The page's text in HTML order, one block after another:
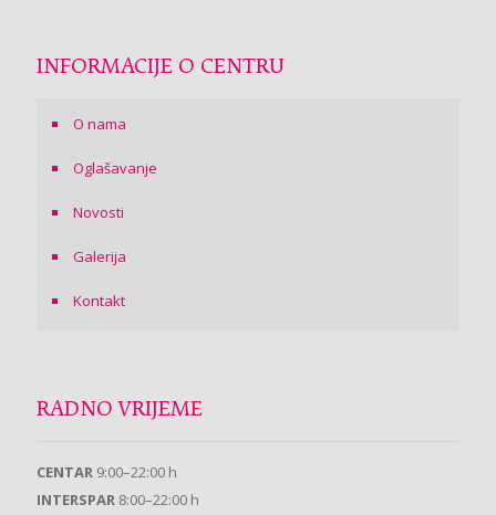
INFORMACIJE O CENTRU
O nama
Oglašavanje
Novosti
Galerija
Kontakt
RADNO VRIJEME
CENTAR 9:00–22:00 h
INTERSPAR 8:00–22:00 h